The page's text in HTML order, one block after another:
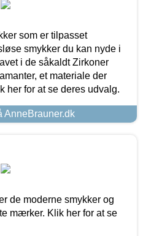
som er tilpasset
smykker du kan nyde i
i de såkaldt Zirkoner
et materiale der
for at se deres udvalg.
AnneBrauner.dk
de moderne smykker og
mærker. Klik her for at se